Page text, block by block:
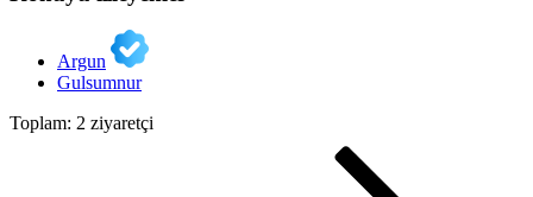
Argun
Gulsumnur
Toplam: 2 ziyaretçi